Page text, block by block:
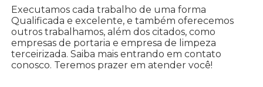
Executamos cada trabalho de uma forma
Qualificada e excelente, e também oferecemos
outros trabalhamos, além dos citados, como
empresas de portaria e empresa de limpeza
terceirizada. Saiba mais entrando em contato
conosco. Teremos prazer em atender você!